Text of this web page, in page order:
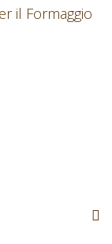
il Formaggio